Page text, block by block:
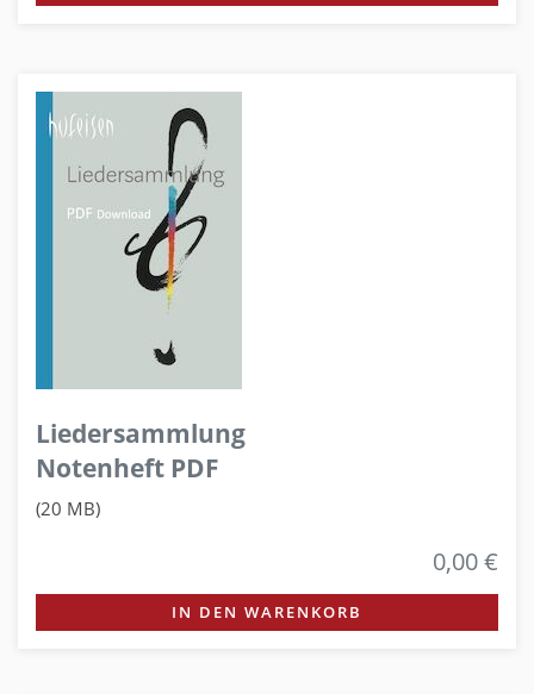
Liedersammlung
Notenheft PDF
(20 MB)
0,00 €
IN DEN WARENKORB